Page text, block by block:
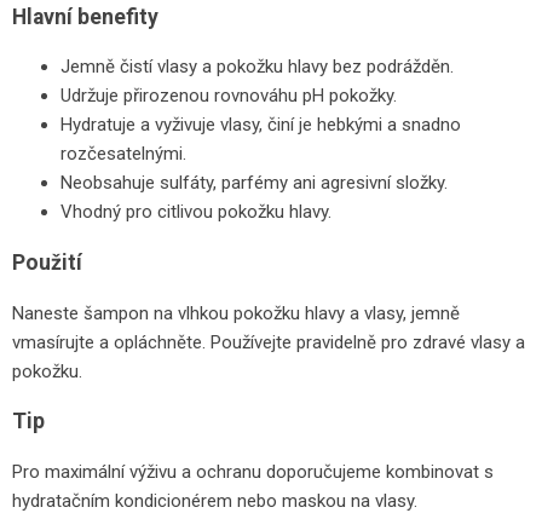
Hlavní benefity
Jemně čistí vlasy a pokožku hlavy bez podrážděn.
Udržuje přirozenou rovnováhu pH pokožky.
Hydratuje a vyživuje vlasy, činí je hebkými a snadno
rozčesatelnými.
Neobsahuje sulfáty, parfémy ani agresivní složky.
Vhodný pro citlivou pokožku hlavy.
Použití
Naneste šampon na vlhkou pokožku hlavy a vlasy, jemně
vmasírujte a opláchněte. Používejte pravidelně pro zdravé vlasy a
pokožku.
Tip
Pro maximální výživu a ochranu doporučujeme kombinovat s
hydratačním kondicionérem nebo maskou na vlasy.